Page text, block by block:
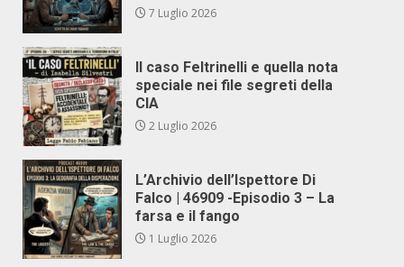
7 Luglio 2026
Il caso Feltrinelli e quella nota
speciale nei file segreti della
CIA
2 Luglio 2026
L’Archivio dell’Ispettore Di
Falco | 46909 -Episodio 3 – La
farsa e il fango
1 Luglio 2026